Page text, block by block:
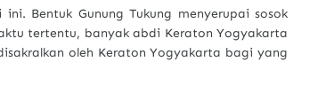
Bentuk Gunung Tukung menyerupai sosok
tertentu, banyak abdi Keraton Yogyakarta
oleh Keraton Yogyakarta bagi yang